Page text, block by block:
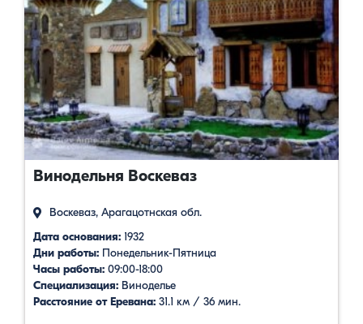
Винодельня Воскеваз
Воскеваз, Арагацотнская обл.
Дата основания: 1932
Дни работы: Понедельник-Пятница
Часы работы: 09:00-18:00
Специализация: Виноделье
Расстояние от Еревана: 31.1 км / 36 мин.